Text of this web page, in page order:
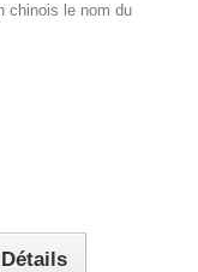
chinois le nom du
Détails